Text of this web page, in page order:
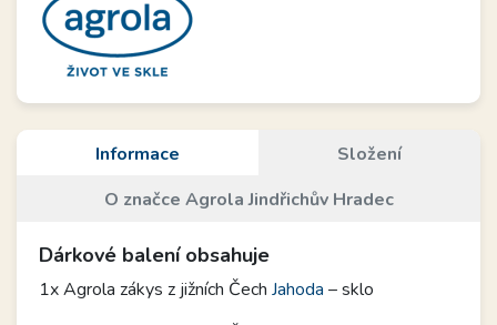
Informace
Složení
O značce Agrola Jindřichův Hradec
Dárkové balení obsahuje
1x Agrola zákys z jižních Čech Jahoda – sklo